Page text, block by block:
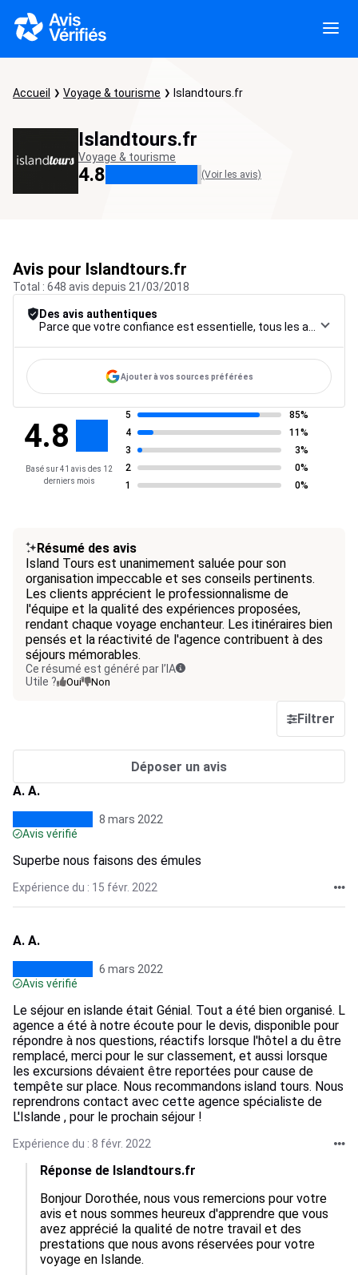
Accueil Voyage & tourisme Islandtours.fr
Islandtours.fr
Voyage & tourisme
4.8 (Voir les avis)
Avis pour Islandtours.fr
Total : 648 avis depuis 21/03/2018
Des avis authentiques
Ajouter à vos sources préférées
4.8
Basé sur 41 avis des 12
derniers mois
5
85%
4
11%
3
3%
2
0%
1
0%
Résumé des avis
Island Tours est unanimement saluée pour son
organisation impeccable et ses conseils pertinents.
Les clients apprécient le professionnalisme de
l'équipe et la qualité des expériences proposées,
rendant chaque voyage enchanteur. Les itinéraires bien
pensés et la réactivité de l'agence contribuent à des
séjours mémorables.
Ce résumé est généré par l’IA
Utile ?
Oui Non
Filtrer
Déposer un avis
A. A.
8 mars 2022
Avis vérifié
Superbe nous faisons des émules
Expérience du : 15 févr. 2022
A. A.
6 mars 2022
Avis vérifié
Le séjour en islande était Génial. Tout a été bien organisé. L
agence a été à notre écoute pour le devis, disponible pour
répondre à nos questions, réactifs lorsque l'hôtel a du être
remplacé, merci pour le sur classement, et aussi lorsque
les excursions dévaient être reportées pour cause de
tempête sur place. Nous recommandons island tours. Nous
reprendrons contact avec cette agence spécialiste de
L'Islande , pour le prochain séjour !
Expérience du : 8 févr. 2022
Réponse de Islandtours.fr
Bonjour Dorothée, nous vous remercions pour votre
avis et nous sommes heureux d'apprendre que vous
avez apprécié la qualité de notre travail et des
prestations que nous avons réservées pour votre
voyage en Islande.